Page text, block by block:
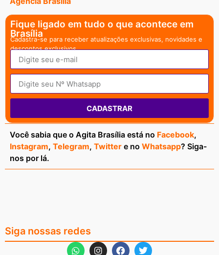
Fique ligado em tudo o que acontece em
Brasília
Cadastra-se para receber atualizações exclusivas, novidades e
descontos exclusivos.
CADASTRAR
Você sabia que o Agita Brasília está no Facebook,
Instagram, Telegram, Twitter e no Whatsapp? Siga-
nos por lá.
Siga nossas redes